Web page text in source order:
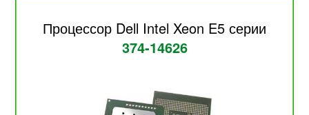
Процессор Dell Intel Xeon E5 серии
374-14626